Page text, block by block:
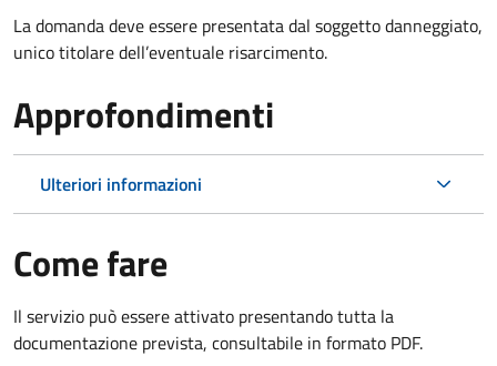
La domanda deve essere presentata dal soggetto danneggiato,
unico titolare dell’eventuale risarcimento.
Approfondimenti
Ulteriori informazioni
Come fare
Il servizio può essere attivato presentando tutta la
documentazione prevista, consultabile in formato PDF.